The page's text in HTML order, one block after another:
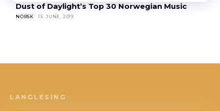
Dust of Daylight’s Top 30 Norwegian Music
NORSK 15. JUNE, 2019
LANGLESING